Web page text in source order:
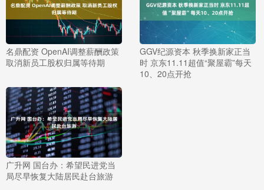
名鼎配资 OpenAI调整薪酬政策
取消新员工股权归属等待期
GGV纪源资本 秋季换新家正当
时 京东11.11超值“聚屋霸”每天
10、20点开抢
广升网 国台办：希望民进党当
局尽早恢复大陆居民赴台旅游